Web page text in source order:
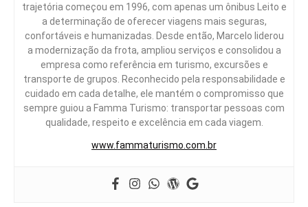
trajetória começou em 1996, com apenas um ônibus Leito e
a determinação de oferecer viagens mais seguras,
confortáveis e humanizadas. Desde então, Marcelo liderou
a modernização da frota, ampliou serviços e consolidou a
empresa como referência em turismo, excursões e
transporte de grupos. Reconhecido pela responsabilidade e
cuidado em cada detalhe, ele mantém o compromisso que
sempre guiou a Famma Turismo: transportar pessoas com
qualidade, respeito e excelência em cada viagem.
www.fammaturismo.com.br